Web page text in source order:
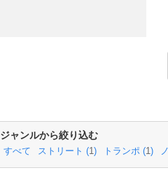
ジャンルから絞り込む
すべて ストリート (1) トランポ (1)